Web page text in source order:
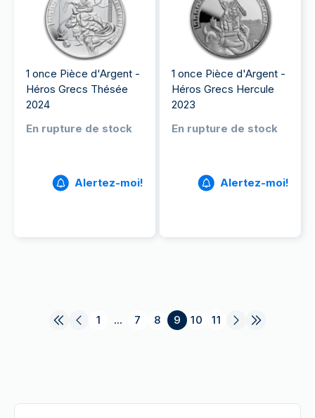
1 once Pièce d'Argent -
Héros Grecs Thésée
2024
En rupture de stock
Alertez-moi!
1 once Pièce d'Argent -
Héros Grecs Hercule
2023
En rupture de stock
Alertez-moi!
1 ... 7 8 9 10 11